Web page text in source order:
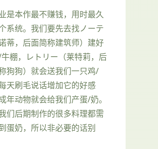
是本作最不赚钱，用时最久
系统。我们要先去找ノーテ
蒂，后面简称建筑师）建好
棚，レトリー（莱特莉，后
狗狗）就会送我们一只鸡/
天刷毛说话增加它的好感
年动物就会给我们产蛋/奶。
们后期制作的很多料理都需
蛋奶，所以非必要的话别